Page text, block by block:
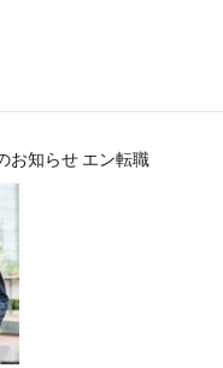
お知らせ エン転職